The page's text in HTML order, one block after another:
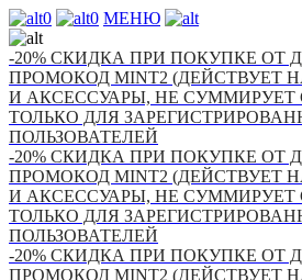
0 0 МЕНЮ
-20% СКИДКА ПРИ ПОКУПКЕ ОТ
ПРОМОКОД MINT2 (ДЕЙСТВУЕТ
И АКСЕССУАРЫ, НЕ
ТОЛЬКО ДЛЯ
ПОЛЬЗОВАТЕЛЕЙ
-20% СКИДКА ПРИ ПОКУПКЕ ОТ
ПРОМОКОД MINT2 (ДЕЙСТВУЕТ
И АКСЕССУАРЫ, НЕ
ТОЛЬКО ДЛЯ
ПОЛЬЗОВАТЕЛЕЙ
-20% СКИДКА ПРИ ПОКУПКЕ ОТ
ПРОМОКОД MINT2 (ДЕЙСТВУЕТ